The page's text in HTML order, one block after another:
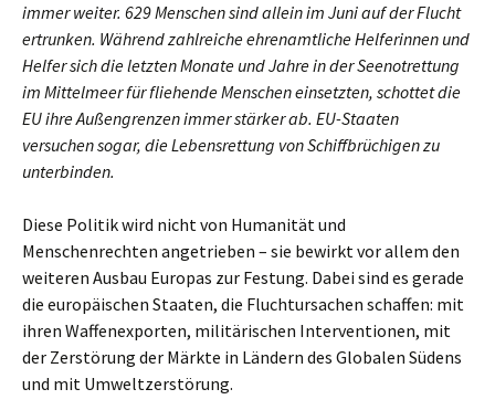
immer weiter. 629 Menschen sind allein im Juni auf der Flucht
ertrunken. Während zahlreiche ehrenamtliche Helferinnen und
Helfer sich die letzten Monate und Jahre in der Seenotrettung
im Mittelmeer für fliehende Menschen einsetzten, schottet die
EU ihre Außengrenzen immer stärker ab. EU-Staaten
versuchen sogar, die Lebensrettung von Schiffbrüchigen zu
unterbinden.
Diese Politik wird nicht von Humanität und
Menschenrechten angetrieben – sie bewirkt vor allem den
weiteren Ausbau Europas zur Festung. Dabei sind es gerade
die europäischen Staaten, die Fluchtursachen schaffen: mit
ihren Waffenexporten, militärischen Interventionen, mit
der Zerstörung der Märkte in Ländern des Globalen Südens
und mit Umweltzerstörung.